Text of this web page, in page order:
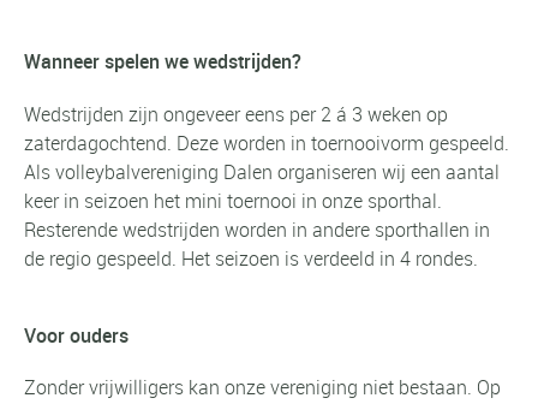
Wanneer spelen we wedstrijden?
Wedstrijden zijn ongeveer eens per 2 á 3 weken op
zaterdagochtend. Deze worden in toernooivorm gespeeld.
Als volleybalvereniging Dalen organiseren wij een aantal
keer in seizoen het mini toernooi in onze sporthal.
Resterende wedstrijden worden in andere sporthallen in
de regio gespeeld. Het seizoen is verdeeld in 4 rondes.
Voor ouders
Zonder vrijwilligers kan onze vereniging niet bestaan. Op